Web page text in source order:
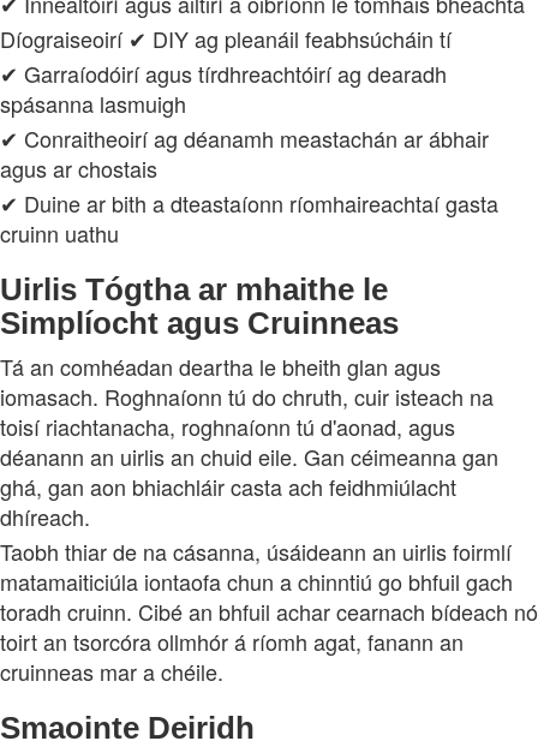
Díograiseoirí ✔ DIY ag pleanáil feabhsúcháin tí
✔ Garraíodóirí agus tírdhreachtóirí ag dearadh
spásanna lasmuigh
✔ Conraitheoirí ag déanamh meastachán ar ábhair
agus ar chostais
✔ Duine ar bith a dteastaíonn ríomhaireachtaí gasta
cruinn uathu
Uirlis Tógtha ar mhaithe le
Simplíocht agus Cruinneas
Tá an comhéadan deartha le bheith glan agus
iomasach. Roghnaíonn tú do chruth, cuir isteach na
toisí riachtanacha, roghnaíonn tú d'aonad, agus
déanann an uirlis an chuid eile. Gan céimeanna gan
ghá, gan aon bhiachláir casta ach feidhmiúlacht
dhíreach.
Taobh thiar de na cásanna, úsáideann an uirlis foirmlí
matamaiticiúla iontaofa chun a chinntiú go bhfuil gach
toradh cruinn. Cibé an bhfuil achar cearnach bídeach nó
toirt an tsorcóra ollmhór á ríomh agat, fanann an
cruinneas mar a chéile.
Smaointe Deiridh